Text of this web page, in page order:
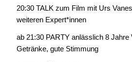
20:30 TALK zum Film mit Urs
weiteren Expert*innen
ab 21:30 PARTY anlässlich 8
Getränke, gute Stimmung